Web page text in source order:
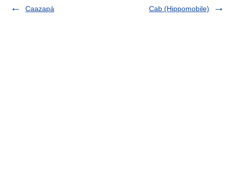
Caazapá
Cab (Hippomobile)